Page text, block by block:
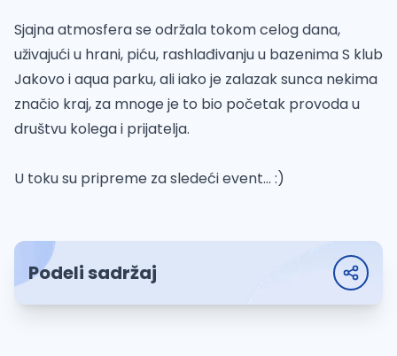
Sjajna atmosfera se održala tokom celog dana,
uživajući u hrani, piću, rashlađivanju u bazenima S klub
Jakovo i aqua parku, ali iako je zalazak sunca nekima
značio kraj, za mnoge je to bio početak provoda u
društvu kolega i prijatelja.
U toku su pripreme za sledeći event... :)
Podeli sadržaj